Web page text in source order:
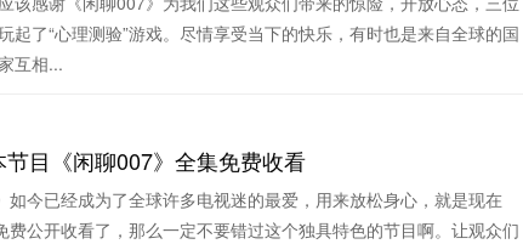
起了“心理测验”游戏。尽情享受当下的快乐，有时也是来自全球的国
互相...
目《闲聊007》全集免费收看
如今已经成为了全球许多电视迷的最爱，用来放松身心，就是现在
费公开收看了，那么一定不要错过这个独具特色的节目啊。让观众们